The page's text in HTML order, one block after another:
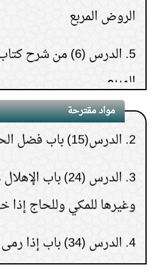
الإباحية ثم الاستغفار بعد ذلك
قراءة سورة البقرة لجلب
المنافع
10. المعصية في ليلة
الليالي
(
11. من رأى في المنام ميتًا
( 12. كم مرة نصلي على
النبي في يوم الجمعة
(
5.
الدرس (6) من شرح
المربع
6.
الدرس (7) من شرح
المربع
الدرس (25)
الروض المربع
الدرس (12) من
الروض المربع
مواد مقترحة
1. ربيع الأول شهر المولد
2. الدرس(15) باب فضل الحرم
3.
الدرس (24) باب
وغيرها للمكي وللحاج إذا
4.
الدرس (34) باب
حلق قبل أن يذبح ناسيا أو